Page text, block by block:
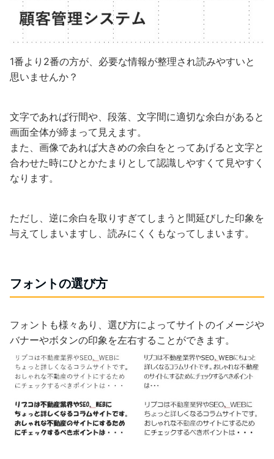
1番より2番の方が、必要な情報が整理され読みやすいと
思いませんか？
文字であれば行間や、段落、文字間に適切な余白があると
画面全体が締まって見えます。
また、画像であれば大きめの余白をとってあげると文字と
合わせた時にひとかたまりとして認識しやすくて見やすく
なります。
ただし、逆に余白を取りすぎてしまうと間延びした印象を
与えてしまいますし、読みにくくもなってしまいます。
フォントの選び方
フォントも様々あり、選び方によってサイトのイメージや
バナーやボタンの印象を左右することができます。